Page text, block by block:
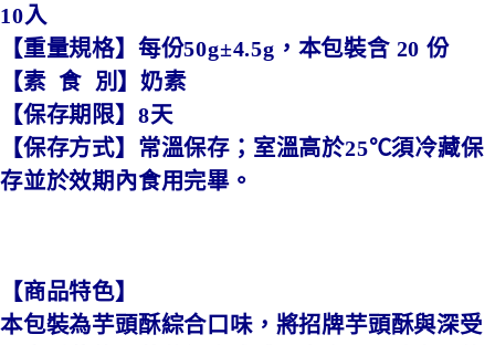
10入
【重量規格】每份50g±4.5g，本包裝含 20 份
【素 食 別】奶素
【保存期限】8天
【保存方式】常溫保存；室溫高於25℃須冷藏保
存並於效期內食用完畢。
【商品特色】
本包裝為芋頭酥綜合口味，將招牌芋頭酥與深受